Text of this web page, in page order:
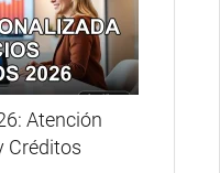
Atención
Créditos